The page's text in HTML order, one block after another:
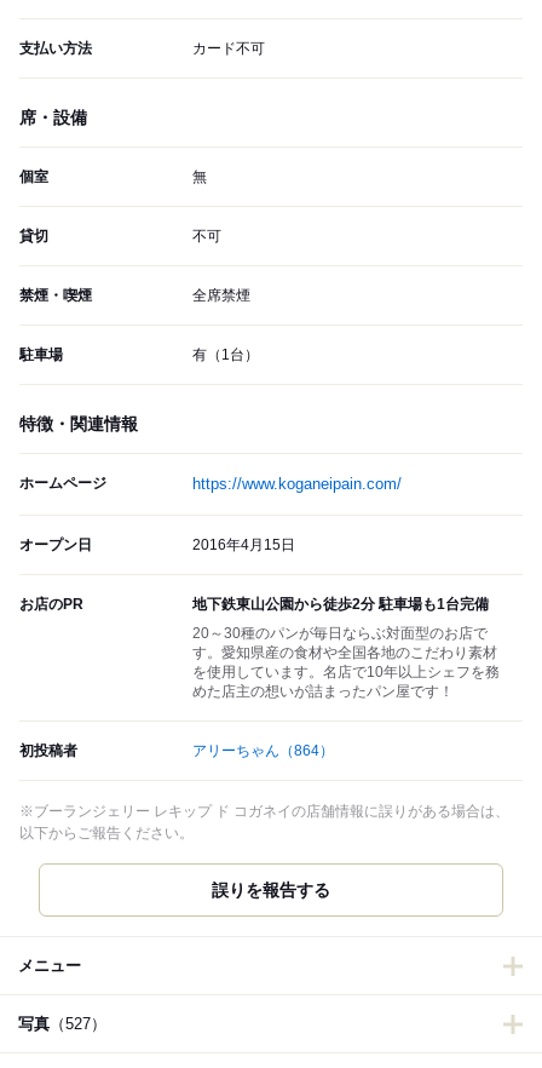
支払い方法 カード不可
席・設備
個室 無
貸切 不可
禁煙・喫煙 全席禁煙
駐車場 有（1台）
特徴・関連情報
ホームページ https://www.koganeipain.com/
オープン日 2016年4月15日
お店のPR
地下鉄東山公園から徒歩2分 駐車場も1台完備
20～30種のパンが毎日ならぶ対面型のお店で
す。愛知県産の食材や全国各地のこだわり素材
を使用しています。名店で10年以上シェフを務
めた店主の想いが詰まったパン屋です！
初投稿者 アリーちゃん （864）
※ブーランジェリー レキップ ド コガネイの店舗情報に誤りがある場合は、
以下からご報告ください。
誤りを報告する
メニュー
写真 （527）